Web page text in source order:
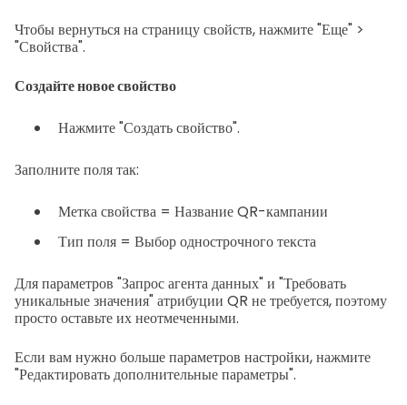
Чтобы вернуться на страницу свойств, нажмите "Еще" >
"Свойства".
Создайте новое свойство
Нажмите "Создать свойство".
Заполните поля так:
Метка свойства = Название QR-кампании
Тип поля = Выбор однострочного текста
Для параметров "Запрос агента данных" и "Требовать
уникальные значения" атрибуции QR не требуется, поэтому
просто оставьте их неотмеченными.
Если вам нужно больше параметров настройки, нажмите
"Редактировать дополнительные параметры".